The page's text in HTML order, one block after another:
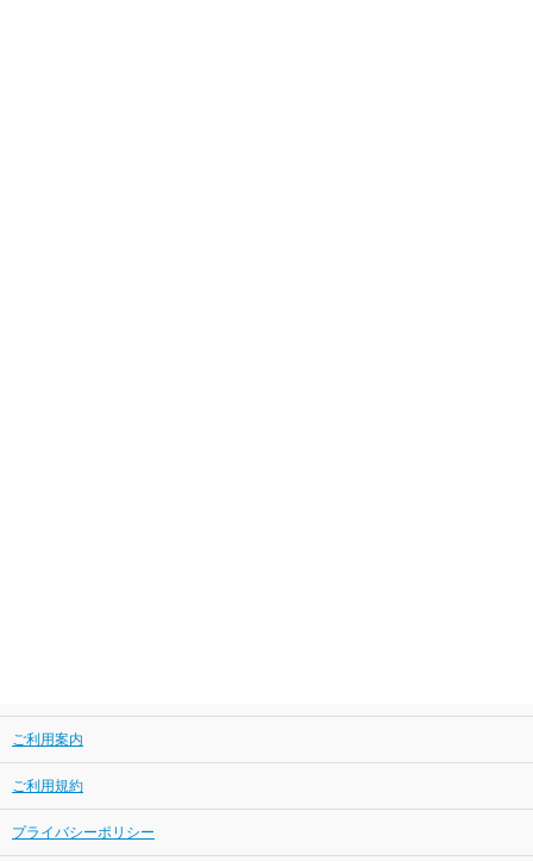
ご利用案内
ご利用規約
プライバシーポリシー